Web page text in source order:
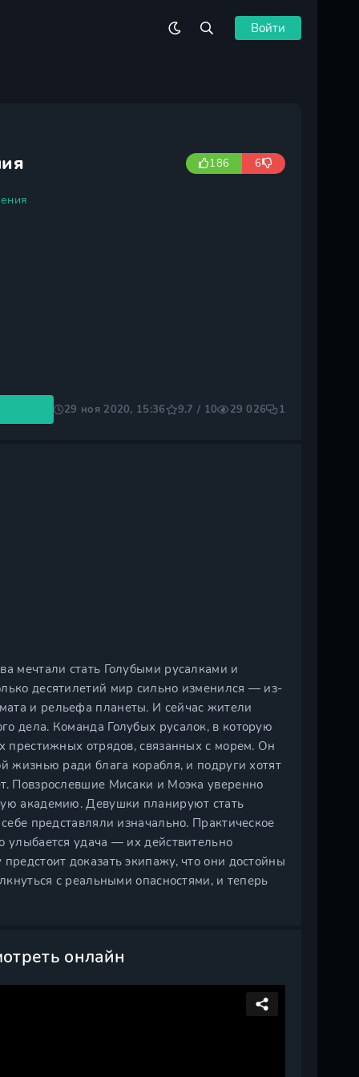
Войти
186 6
29 ноя 2020, 15:36 9.7 / 10 29 026 1
мечтали стать Голубыми русалками и
десятилетий мир сильно изменился — из-
и рельефа планеты. И сейчас жители
дела. Команда Голубых русалок, в которую
престижных отрядов, связанных с морем. Он
жизнью ради блага корабля, и подруги хотят
Повзрослевшие Мисаки и Моэка уверенно
академию. Девушки планируют стать
представляли изначально. Практическое
улыбается удача — их действительно
доказать экипажу, что они достойны
с реальными опасностями, и теперь
онлайн